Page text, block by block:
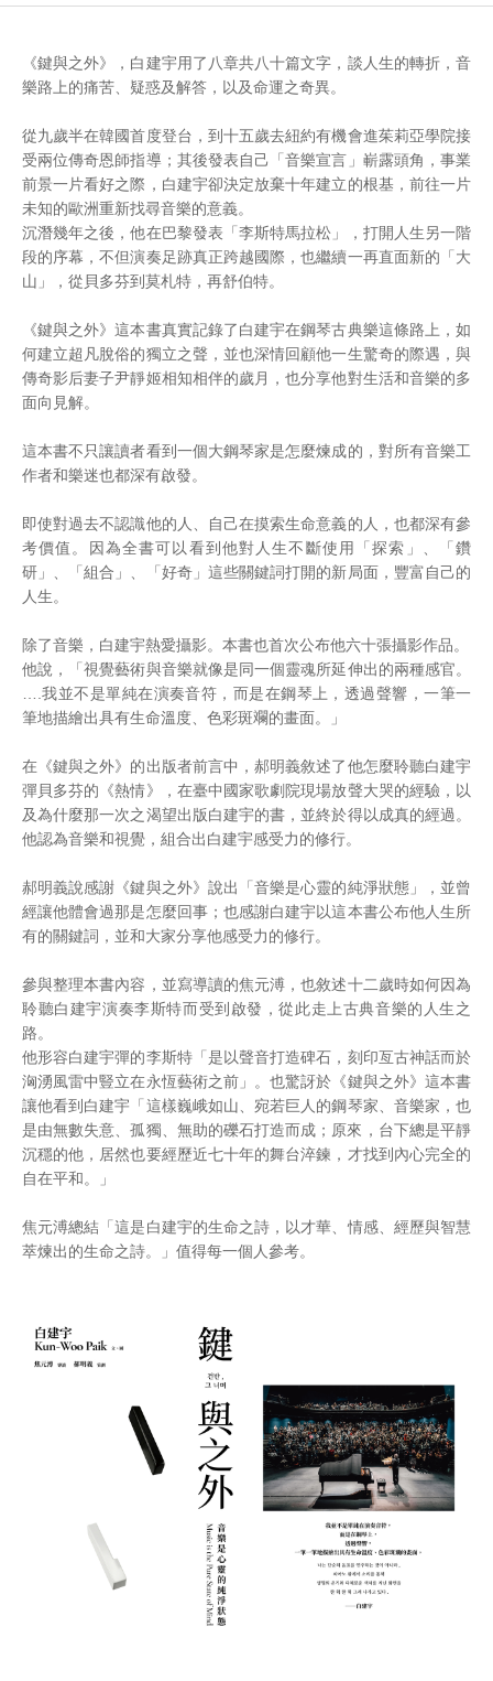
《鍵與之外》，白建宇用了八章共八十篇文字，談人生的轉折，音
樂路上的痛苦、疑惑及解答，以及命運之奇異。
從九歲半在韓國首度登台，到十五歲去紐約有機會進茱莉亞學院接
受兩位傳奇恩師指導；其後發表自己「音樂宣言」嶄露頭角，事業
前景一片看好之際，白建宇卻決定放棄十年建立的根基，前往一片
未知的歐洲重新找尋音樂的意義。
沉潛幾年之後，他在巴黎發表「李斯特馬拉松」，打開人生另一階
段的序幕，不但演奏足跡真正跨越國際，也繼續一再直面新的「大
山」，從貝多芬到莫札特，再舒伯特。
《鍵與之外》這本書真實記錄了白建宇在鋼琴古典樂這條路上，如
何建立超凡脫俗的獨立之聲，並也深情回顧他一生驚奇的際遇，與
傳奇影后妻子尹靜姬相知相伴的歲月，也分享他對生活和音樂的多
面向見解。
這本書不只讓讀者看到一個大鋼琴家是怎麼煉成的，對所有音樂工
作者和樂迷也都深有啟發。
即使對過去不認識他的人、自己在摸索生命意義的人，也都深有參
考價值。因為全書可以看到他對人生不斷使用「探索」、「鑽
研」、「組合」、「好奇」這些關鍵詞打開的新局面，豐富自己的
人生。
除了音樂，白建宇熱愛攝影。本書也首次公布他六十張攝影作品。
他說，「視覺藝術與音樂就像是同一個靈魂所延伸出的兩種感官。
….我並不是單純在演奏音符，而是在鋼琴上，透過聲響，一筆一
筆地描繪出具有生命溫度、色彩斑斕的畫面。」
在《鍵與之外》的出版者前言中，郝明義敘述了他怎麼聆聽白建宇
彈貝多芬的《熱情》，在臺中國家歌劇院現場放聲大哭的經驗，以
及為什麼那一次之渴望出版白建宇的書，並終於得以成真的經過。
他認為音樂和視覺，組合出白建宇感受力的修行。
郝明義說感謝《鍵與之外》說出「音樂是心靈的純淨狀態」，並曾
經讓他體會過那是怎麼回事；也感謝白建宇以這本書公布他人生所
有的關鍵詞，並和大家分享他感受力的修行。
參與整理本書內容，並寫導讀的焦元溥，也敘述十二歲時如何因為
聆聽白建宇演奏李斯特而受到啟發，從此走上古典音樂的人生之
路。
他形容白建宇彈的李斯特「是以聲音打造碑石，刻印亙古神話而於
洶湧風雷中豎立在永恆藝術之前」。也驚訝於《鍵與之外》這本書
讓他看到白建宇「這樣巍峨如山、宛若巨人的鋼琴家、音樂家，也
是由無數失意、孤獨、無助的礫石打造而成；原來，台下總是平靜
沉穩的他，居然也要經歷近七十年的舞台淬鍊，才找到內心完全的
自在平和。」
焦元溥總結「這是白建宇的生命之詩，以才華、情感、經歷與智慧
萃煉出的生命之詩。」值得每一個人參考。